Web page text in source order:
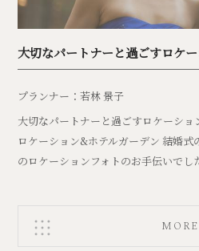
大切なパートナーと過ごすロケ
プランナー：若林 景子
大切なパートナーと過ごすロケーシ
ロケーション&ホテルガーデン 結婚
のロケーションフォトのお手伝いで
MORE